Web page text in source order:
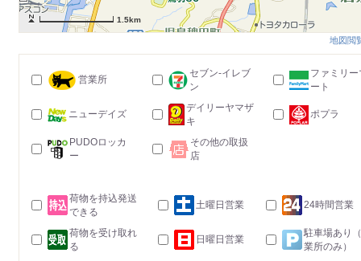
1.5km
地図閲
営業所
セブン-イレブ
ン
ファミリー
ート
ニューデイズ
デイリーヤマザ
キ
ポプラ
PUDOロッカ
ー
その他の取扱
店
荷物を持込発送
できる
土曜日営業 24時間営業
荷物を受け取れ
る
日曜日営業
駐車場あり
業所のみ）